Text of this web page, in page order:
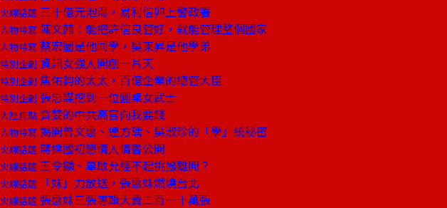
火線話題 三十億元泡湯，易利信卯上警政署
人物特寫 陳文茜：能把許信良管好，就能管理整個國家
人物特寫 蔡宏圖是他同學，吳東昇是他學弟
特別企劃 資訊女強人開創一片天
特別企劃 焦佑鈞的太太，百億企業的總管大臣
特別企劃 張忠謀挖到一位圓桌女武士
大陸焦點 貪婪的中共高官向我要錢
人物特寫 揭開曾文惠、連方瑀、吳淑珍的「學」統秘密
火線話題 蔣緯國初戀情人情書公開
火線話題 王令麟、辜啟允經不起挑撥離間？
火線話題 「妹」力放送，張惠妹燃燒台北
火線話題 張惠妹三張專輯大賣二百一十萬張